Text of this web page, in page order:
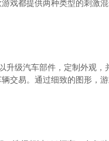
戏都提供两种类型的刺激
级汽车部件，定制外观，
交易。通过细致的图形，